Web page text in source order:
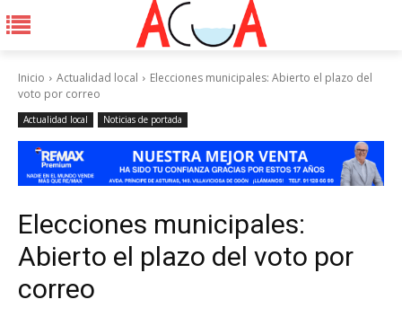
Inicio Actualidad local
Elecciones municipales: Abierto el plazo del
voto por correo
Actualidad local Noticias de portada
Elecciones municipales:
Abierto el plazo del voto por
correo